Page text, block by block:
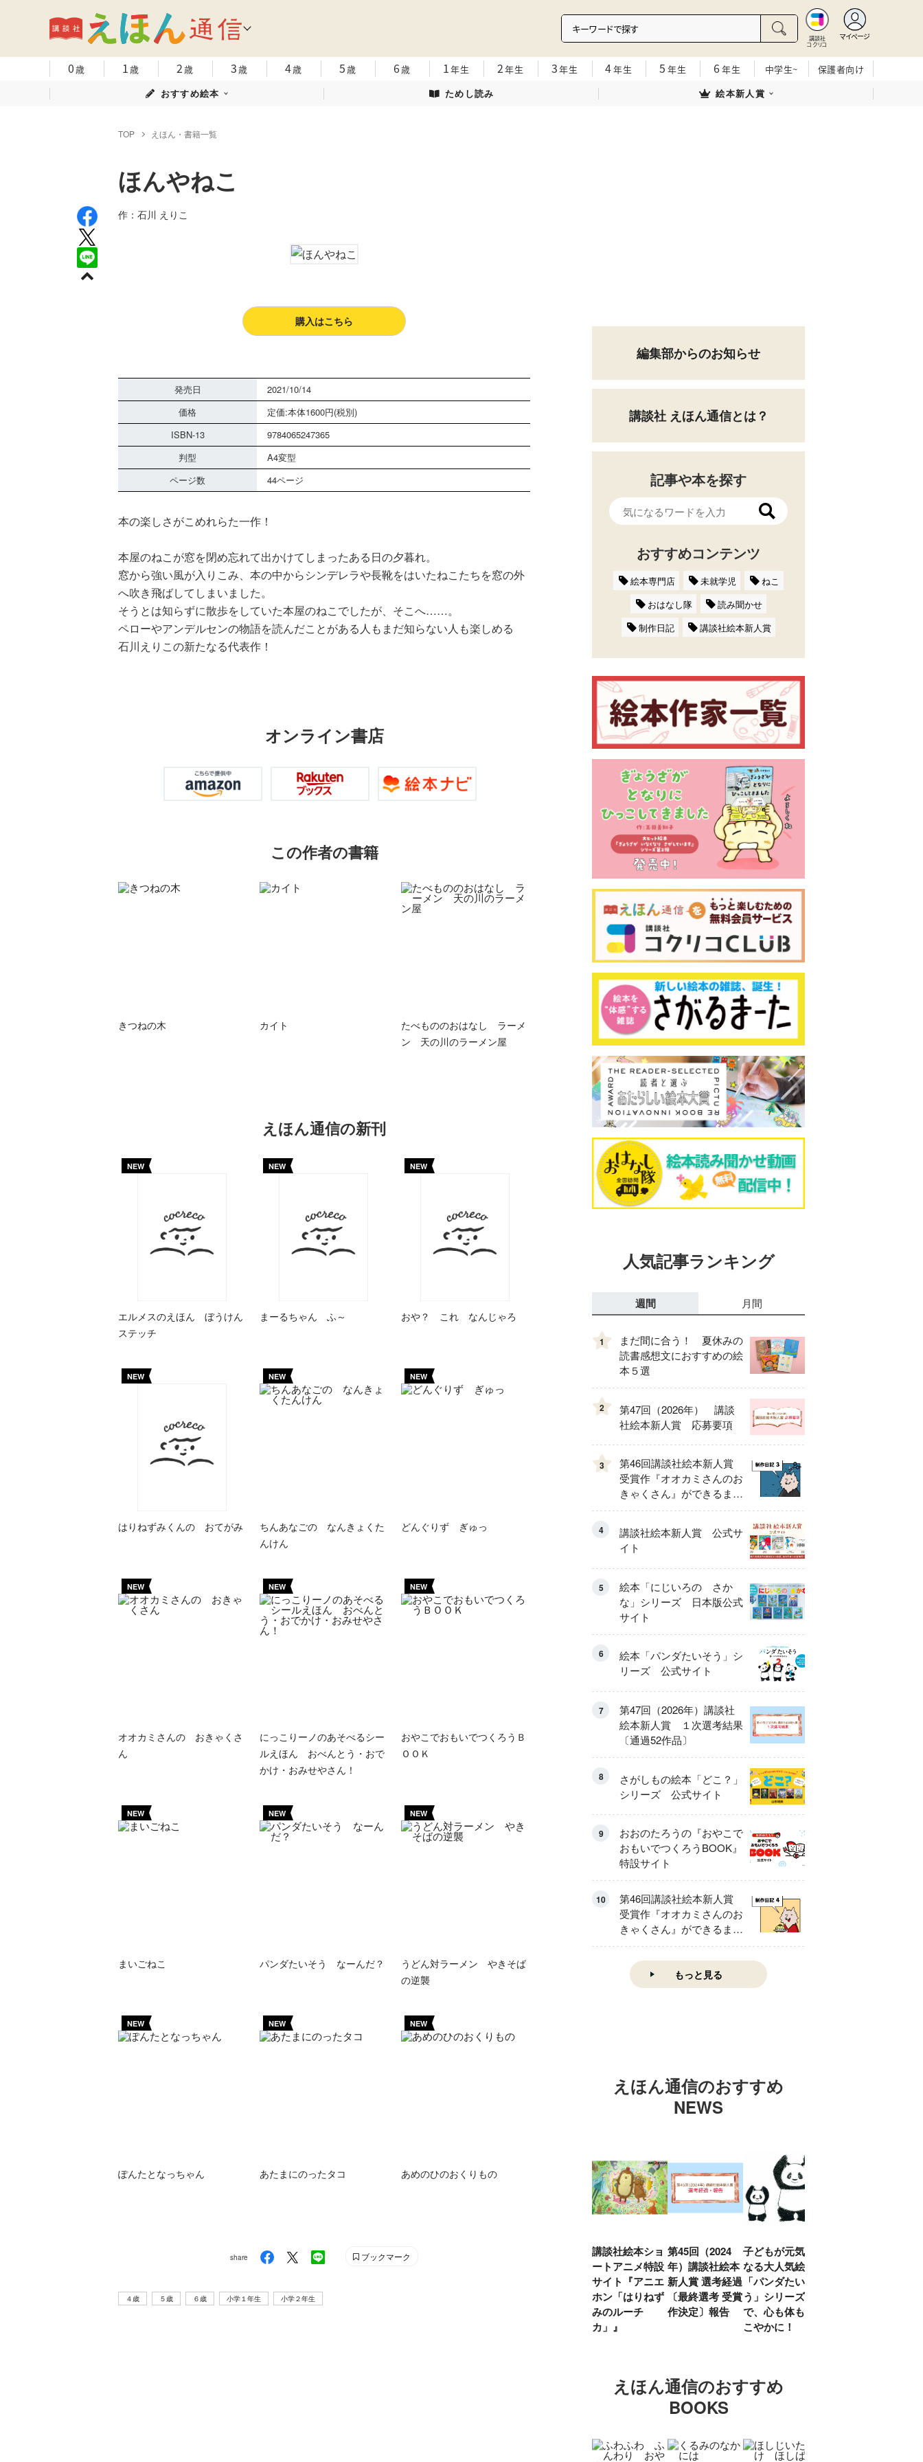
講談社
コクリコ
マイページ
0歳 1歳 2歳 3歳 4歳 5歳 6歳 1年生 2年生 3年生 4年生 5 年生 6 年生 中学生~
保護者向け
おすすめ絵本
ためし読み 絵本新人賞
TOP えほん・書籍一覧
ほんやねこ
作：石川 えりこ
購入はこちら
発売日
2021/10/14
価格
定価:本体1600円(税別)
ISBN-13
9784065247365
判型
A4変型
ページ数
44ページ
本の楽しさがこめれらた一作！
本屋のねこが窓を閉め忘れて出かけてしまったある日の夕暮れ。
窓から強い風が入りこみ、本の中からシンデレラや長靴をはいたねこたちを窓の外
へ吹き飛ばしてしまいました。
そうとは知らずに散歩をしていた本屋のねこでしたが、そこへ……。
ペローやアンデルセンの物語を読んだことがある人もまだ知らない人も楽しめる
石川えりこの新たなる代表作！
オンライン書店
この作者の書籍
きつねの木 カイト
たべもののおはなし ラーメ
ン 天の川のラーメン屋
えほん通信の新刊
NEW
エルメスのえほん ぼうけん
ステッチ
NEW
まーるちゃん ふ～
NEW
おや？ これ なんじゃろ
NEW
はりねずみくんの おてがみ
NEW
ちんあなごの なんきょくた
んけん
NEW
どんぐりず ぎゅっ
NEW
オオカミさんの おきゃくさ
ん
NEW
にっこりーノのあそべるシー
ルえほん おべんとう・おで
かけ・おみせやさん！
NEW
おやこでおもいでつくろうＢ
ＯＯＫ
NEW
まいごねこ
NEW
パンダたいそう なーんだ？
NEW
うどん対ラーメン やきそば
の逆襲
NEW
ぽんたとなっちゃん
NEW
あたまにのったタコ
NEW
あめのひのおくりもの
share ブックマーク
４歳 ５歳 ６歳 小学１年生 小学２年生
編集部からのお知らせ
講談社 えほん通信とは？
記事や本を探す
おすすめコンテンツ
絵本専門店 未就学児
ねこ
おはなし隊
読み聞かせ
制作日記
講談社絵本新人賞
人気記事ランキング
週間 月間
1
まだ間に合う！ 夏休みの
読書感想文におすすめの絵
本５選
2
第47回（2026年） 講談
社絵本新人賞 応募要項
3
第46回講談社絵本新人賞
受賞作『オオカミさんのお
きゃくさん』ができるまで
③
4
講談社絵本新人賞 公式サ
イト
5
絵本「にじいろの さか
な」シリーズ 日本版公式
サイト
6
絵本「パンダたいそう」シ
リーズ 公式サイト
7
第47回（2026年）講談社
絵本新人賞 １次選考結果
〔通過52作品〕
8
さがしもの絵本「どこ？」
シリーズ 公式サイト
9
おおのたろうの『おやこで
おもいでつくろうBOOK』
特設サイト
10
第46回講談社絵本新人賞
受賞作『オオカミさんのお
きゃくさん』ができるまで
④
もっと見る
えほん通信のおすすめ
NEWS
講談社絵本ショ
ートアニメ特設
サイト『アニエ
ホン「はりねず
みのルーチ
カ」』
第45回（2024
年）講談社絵本
新人賞 選考経過
〔最終選考 受賞
作決定〕報告
子どもが元気に
なる大人気絵本
「パンダたいそ
う」シリーズ
で、心も体もす
こやかに！
えほん通信のおすすめ
BOOKS